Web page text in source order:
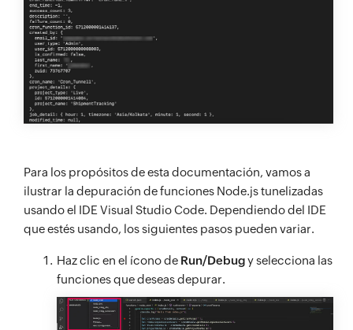
Para los propósitos de esta documentación, vamos a
ilustrar la depuración de funciones Node.js tunelizadas
usando el IDE Visual Studio Code. Dependiendo del IDE
que estés usando, los siguientes pasos pueden variar.
Haz clic en el ícono de Run/Debugy selecciona las
funciones que deseas depurar.